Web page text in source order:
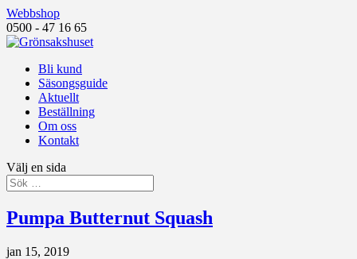
Webbshop
0500 - 47 16 65
Bli kund
Säsongsguide
Aktuellt
Beställning
Om oss
Kontakt
Välj en sida
Pumpa Butternut Squash
jan 15, 2019